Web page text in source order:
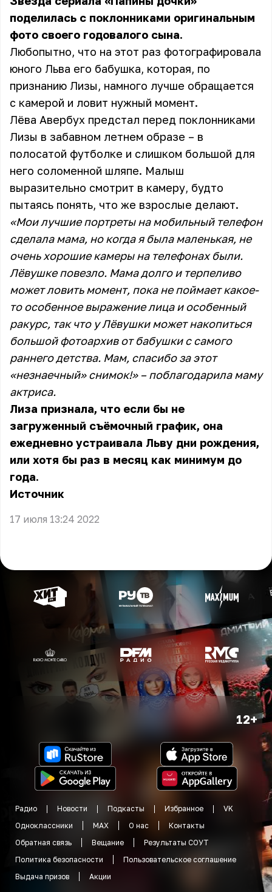
поделилась с поклонниками оригинальным
фото своего годовалого сына.
Любопытно, что на этот раз фотографировала
юного Льва его бабушка, которая, по
признанию Лизы, намного лучше обращается
с камерой и ловит нужный момент.
Лёва Авербух предстал перед поклонниками
Лизы в забавном летнем образе – в
полосатой футболке и слишком большой для
него соломенной шляпе. Малыш
выразительно смотрит в камеру, будто
пытаясь понять, что же взрослые делают.
«Мои лучшие портреты на мобильный телефон
сделала мама, но когда я была маленькая, не
очень хорошие камеры на телефонах были.
Лёвушке повезло. Мама долго и терпеливо
может ловить момент, пока не поймает какое-
то особенное выражение лица и особенный
ракурс, так что у Лёвушки может накопиться
большой фотоархив от бабушки с самого
раннего детства. Мам, спасибо за этот
«незнаечный» снимок!» – поблагодарила маму
актриса.
Лиза признала, что если бы не
загруженный съёмочный график, она
ежедневно устраивала Льву дни рождения,
или хотя бы раз в месяц как минимум до
года.
Источник
17 июля 13:24 2022
12+
Радио Новости Подкасты Избранное
VK
Одноклассники
MAX О нас
Контакты
Обратная связь
Вещание
Результаты СОУТ
Политика безопасности
Пользовательское соглашение
Выдача призов
Акции